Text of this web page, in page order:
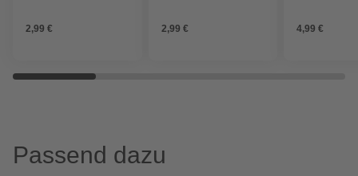
2,99 € 2,99 € 4,99 €
Passend dazu